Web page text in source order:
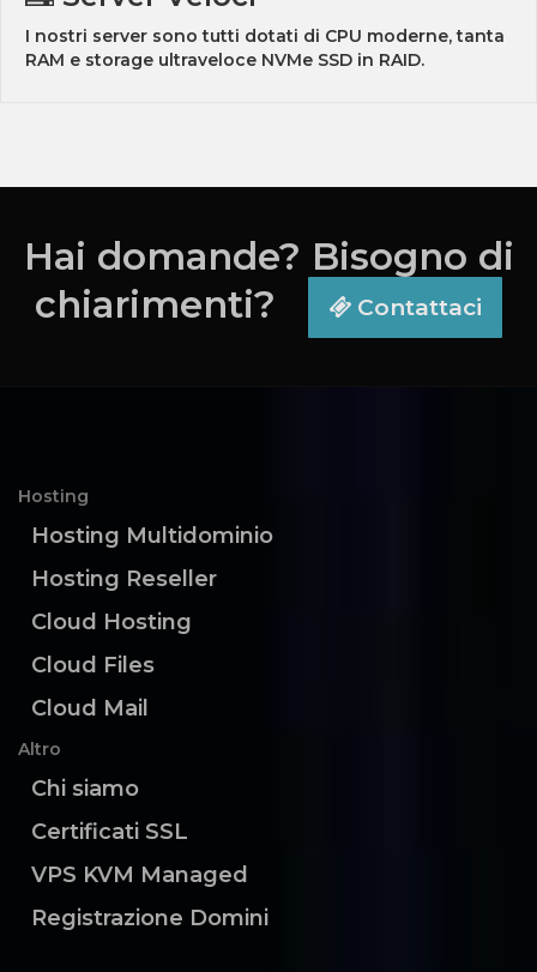
I nostri server sono tutti dotati di CPU moderne, tanta
RAM e storage ultraveloce NVMe SSD in RAID.
Hai domande? Bisogno di
chiarimenti?
Contattaci
Hosting
Hosting Multidominio
Hosting Reseller
Cloud Hosting
Cloud Files
Cloud Mail
Altro
Chi siamo
Certificati SSL
VPS KVM Managed
Registrazione Domini